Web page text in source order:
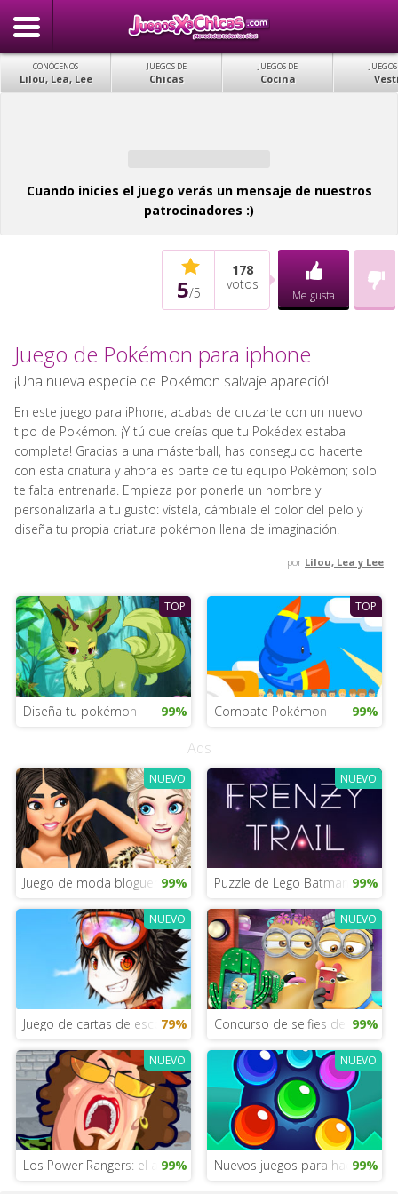
CONÓCENOS
Lilou, Lea, Lee
JUEGOS DE
Chicas
JUEGOS DE
Cocina
Cuando inicies el juego verás un mensaje de nuestros
patrocinadores :)
5/5
178
votos
Me gusta
Juego de Pokémon para iphone
¡Una nueva especie de Pokémon salvaje apareció!
En este juego para iPhone, acabas de cruzarte con un nuevo
tipo de Pokémon. ¡Y tú que creías que tu Pokédex estaba
completa! Gracias a una másterball, has conseguido hacerte
con esta criatura y ahora es parte de tu equipo Pokémon; solo
te falta entrenarla. Empieza por ponerle un nombre y
personalizarla a tu gusto: vístela, cámbiale el color del pelo y
diseña tu propia criatura pokémon llena de imaginación.
por Lilou, Lea y Lee
TOP
Diseña tu pokémon 99%
TOP
Combate Pokémon 99%
Ads
NUEVO
Juego de moda bloguera Instagram
99%
NUEVO
Puzzle de Lego Batman 99%
NUEVO
Juego de cartas de escoba
79%
NUEVO
Concurso de selfies de los99%
NUEVO
Los Power Rangers: el ataque de los alienígenas
99%
NUEVO
Nuevos juegos para hacer99%